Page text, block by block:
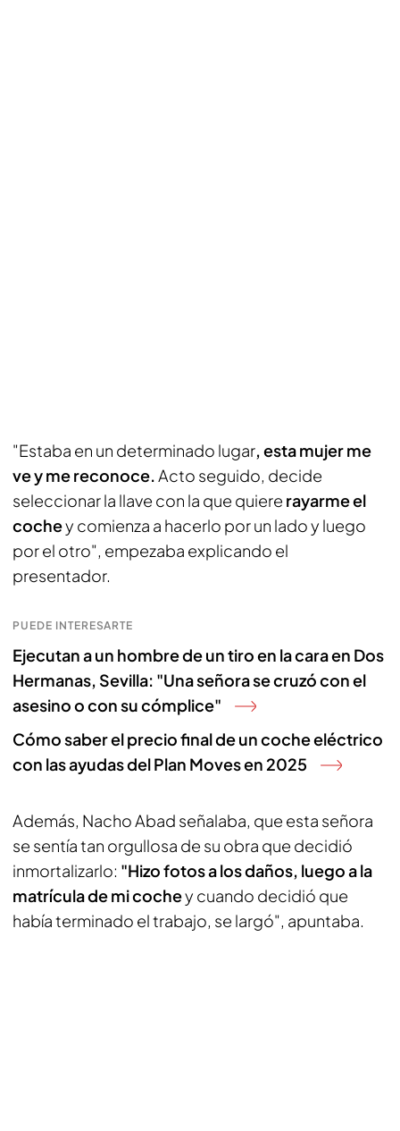
"Estaba en un determinado lugar, esta mujer me
ve y me reconoce.Acto seguido, decide
seleccionar la llave con la que quiere rayarme el
cochey comienza a hacerlo por un lado y luego
por el otro", empezaba explicando el
presentador.
PUEDE INTERESARTE
Ejecutan a un hombre de un tiro en la cara en Dos
Hermanas, Sevilla: "Una señora se cruzó con el
asesino o con su cómplice"
Cómo saber el precio final de un coche eléctrico
con las ayudas del Plan Moves en 2025
Además, Nacho Abad señalaba, que esta señora
se sentía tan orgullosa de su obra que decidió
inmortalizarlo: "Hizo fotos a los daños, luego a la
matrícula de mi cochey cuando decidió que
había terminado el trabajo, se largó", apuntaba.